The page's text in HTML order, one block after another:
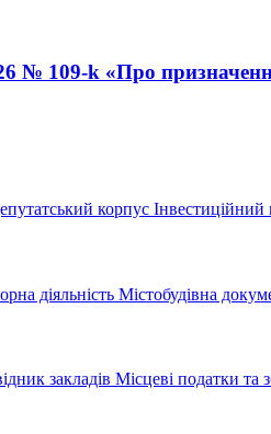
№ 109-k «Про
корпус Інвестиційний
діяльність Містобудівна
закладів Місцеві податки та